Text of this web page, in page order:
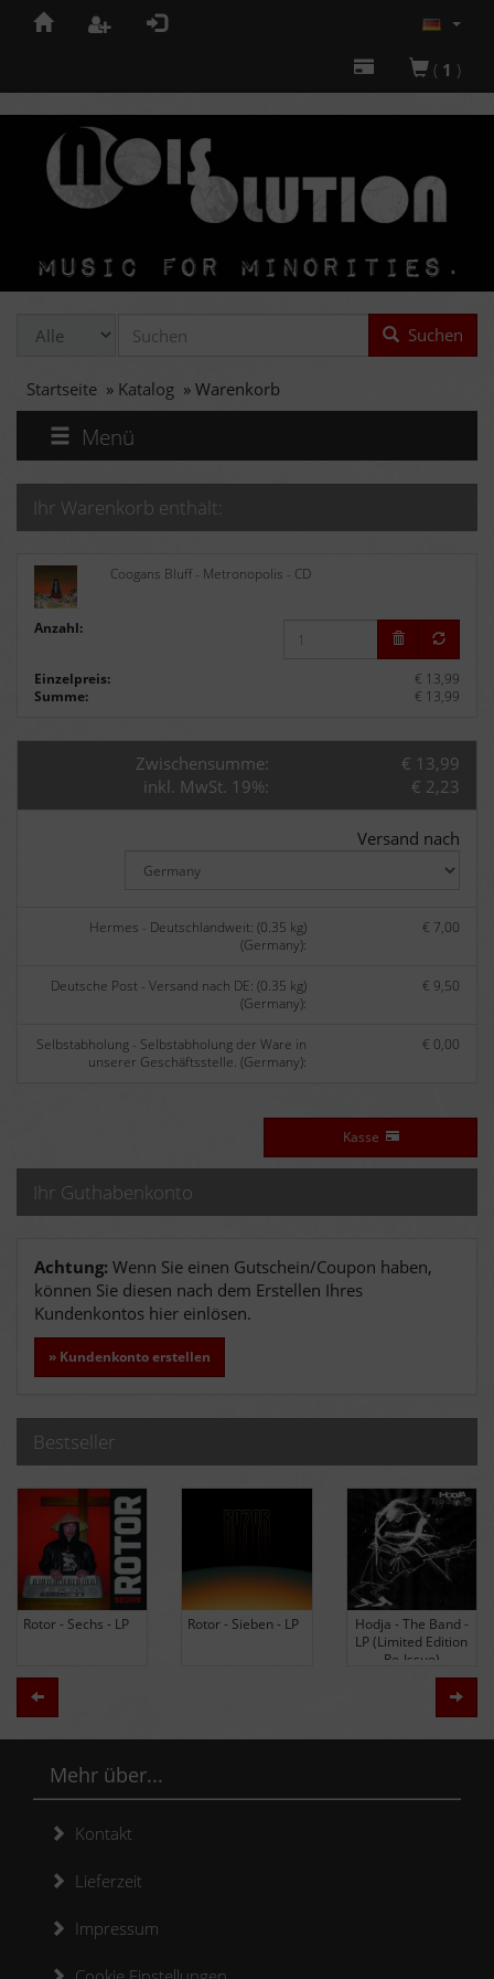
( 1 )
Suchen
Startseite » Katalog » Warenkorb
Menü
Ihr Warenkorb enthält:
Coogans Bluff - Metronopolis - CD
Anzahl:
Einzelpreis:
€ 13,99
Summe:
€ 13,99
Zwischensumme:
€ 13,99
inkl. MwSt. 19%:
€ 2,23
Versand nach
Hermes - Deutschlandweit: (0.35 kg)
(Germany):
€ 7,00
Deutsche Post - Versand nach DE: (0.35 kg)
(Germany):
€ 9,50
Selbstabholung - Selbstabholung der Ware in
unserer Geschäftsstelle. (Germany):
€ 0,00
Kasse
Ihr Guthabenkonto
Achtung: Wenn Sie einen Gutschein/Coupon haben,
können Sie diesen nach dem Erstellen Ihres
Kundenkontos hier einlösen.
» Kundenkonto erstellen
Bestseller
Rotor - Sechs - LP Rotor - Sieben - LP
Hodja - The Band -
LP (Limited Edition
Re-Issue)
Zurück
Mehr über...
Kontakt
Lieferzeit
Impressum